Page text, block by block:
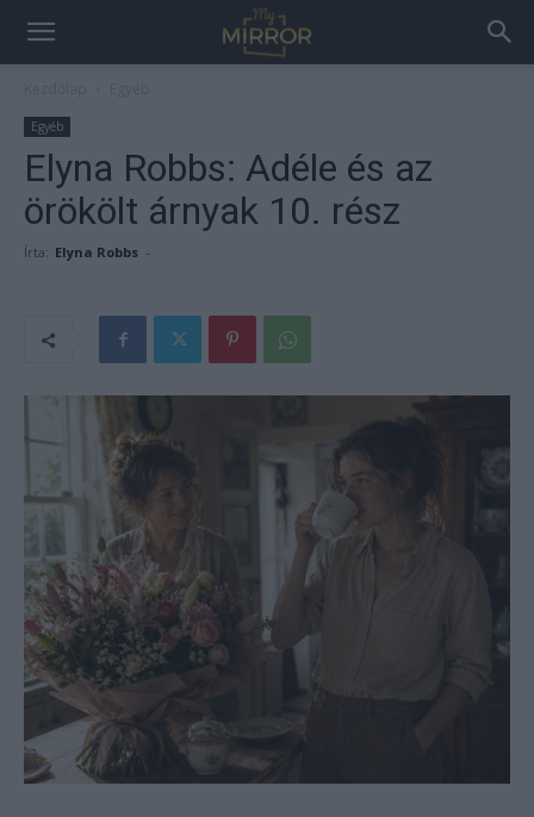
Egyéb
Elyna Robbs: Adéle és az
örökölt árnyak 10. rész
Írta: Elyna Robbs -